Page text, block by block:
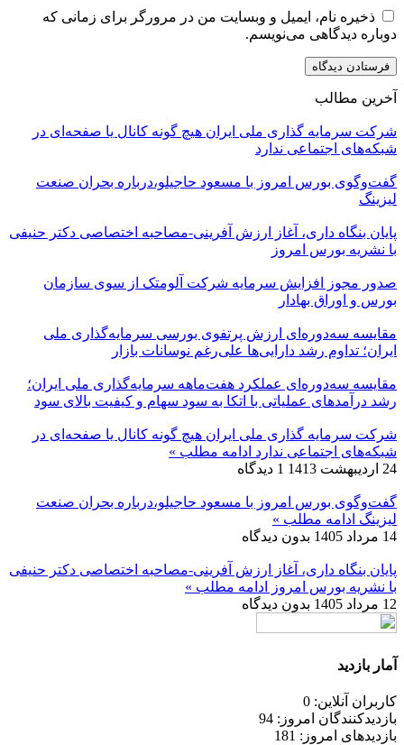
ذخیره نام، ایمیل و وبسایت من در مرورگر برای زمانی که
دوباره دیدگاهی می‌نویسم.
آخرین مطالب
شرکت سرمایه گذاری ملی ایران هیچ گونه کانال یا صفحه‌ای در
شبکه‌های اجتماعی ندارد
گفت‌وگوی بورس امروز با مسعود حاجیلو،درباره بحران صنعت
لیزینگ
پایان بنگاه داری، آغاز ارزش آفرینی-مصاحبه اختصاصی دکتر حنیفی
با نشریه بورس امروز
صدور مجوز افزایش سرمایه شرکت آلومتک از سوی سازمان
بورس و اوراق بهادار
مقایسه سه‌دوره‌ای ارزش پرتفوی بورسی سرمایه‌گذاری ملی
ایران؛ تداوم رشد دارایی‌ها علی‌رغم نوسانات بازار
مقایسه سه‌دوره‌ای عملکرد هفت‌ماهه سرمایه‌گذاری ملی ایران؛
رشد درآمدهای عملیاتی با اتکا به سود سهام و کیفیت بالای سود
شرکت سرمایه گذاری ملی ایران هیچ گونه کانال یا صفحه‌ای در
شبکه‌های اجتماعی ندارد ادامه مطلب »
24 اردیبهشت 1413
1 دیدگاه
گفت‌وگوی بورس امروز با مسعود حاجیلو،درباره بحران صنعت
لیزینگ ادامه مطلب »
14 مرداد 1405
بدون دیدگاه
پایان بنگاه داری، آغاز ارزش آفرینی-مصاحبه اختصاصی دکتر حنیفی
با نشریه بورس امروز
ادامه مطلب »
12 مرداد 1405
بدون دیدگاه
آمار بازدید
کاربران آنلاین: 0
بازدیدکنندگان امروز: 94
بازدیدهای امروز: 181